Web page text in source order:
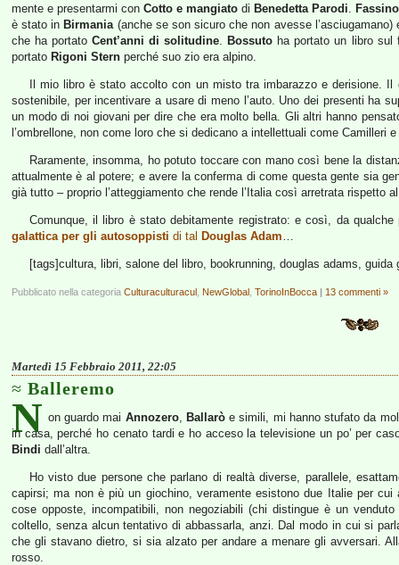
mente e presentarmi con Cotto e mangiato di Benedetta Parodi. Fassino
è stato in Birmania(anche se son sicuro che non avesse l’asciugamano)
che ha portatoCent’anni di solitudine. Bossuto ha portato un libro
portato Rigoni Stern perché suo zio era alpino.
Il mio libro è stato accolto con un misto tra imbarazzo e derisione.
sostenibile, per incentivare a usare di meno l’auto. Uno dei presenti ha
un modo di noi giovani per dire che era molto bella. Gli altri hanno
l’ombrellone, non come loro che si dedicano a intellettuali come Camilleri
Raramente, insomma, ho potuto toccare con mano così bene la
attualmente è al potere; e avere la conferma di come questa gente sia
già tutto – proprio l’atteggiamento che rende l’Italia così arretrata rispetto
Comunque, il libro è stato debitamente registrato: e così, da
galattica per gli autosoppisti di tal Douglas Adam…
[tags]cultura, libri, salone del libro, bookrunning, douglas adams, guida
Pubblicato nella categoria Culturaculturacul NewGlobal TorinoInBocca | 13 commenti »
Martedì 15 Febbraio 2011, 22:05
Balleremo
N on guardo mai Annozero, Ballaròe simili, mi hanno stufato da
in casa, perché ho cenato tardi e ho acceso la televisione un po’ per
Bindi dall’altra.
Ho visto due persone che parlano di realtà diverse, parallele,
capirsi; ma non è più un giochino, veramente esistono due Italie per
cose opposte, incompatibili, non negoziabili (chi distingue è un
coltello, senza alcun tentativo di abbassarla, anzi. Dal modo in cui si
che gli stavano dietro, si sia alzato per andare a menare gli avversari.
rosso.